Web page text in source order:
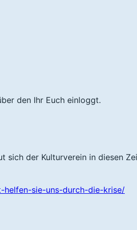
den Ihr Euch einloggt.
sich der Kulturverein in diesen
helfen-sie-uns-durch-die-krise/